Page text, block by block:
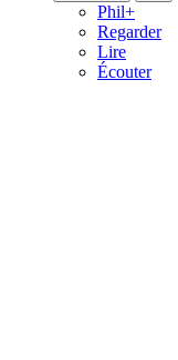
Phil+
Regarder
Lire
Écouter